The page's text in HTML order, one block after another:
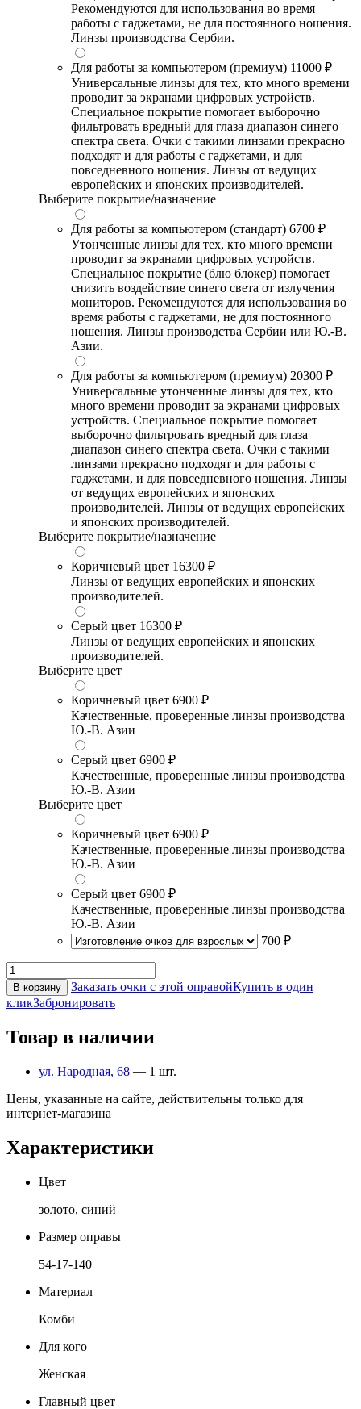
Рекомендуются для использования во время
работы с гаджетами, не для постоянного ношения.
Линзы производства Сербии.
Для работы за компьютером (премиум) 11000 ₽
Универсальные линзы для тех, кто много времени
проводит за экранами цифровых устройств.
Специальное покрытие помогает выборочно
фильтровать вредный для глаза диапазон синего
спектра света. Очки с такими линзами прекрасно
подходят и для работы с гаджетами, и для
повседневного ношения. Линзы от ведущих
европейских и японских производителей.
Выберите покрытие/назначение
Для работы за компьютером (стандарт) 6700 ₽
Утонченные линзы для тех, кто много времени
проводит за экранами цифровых устройств.
Специальное покрытие (блю блокер) помогает
снизить воздействие синего света от излучения
мониторов. Рекомендуются для использования во
время работы с гаджетами, не для постоянного
ношения. Линзы производства Сербии или Ю.-В.
Азии.
Для работы за компьютером (премиум) 20300 ₽
Универсальные утонченные линзы для тех, кто
много времени проводит за экранами цифровых
устройств. Специальное покрытие помогает
выборочно фильтровать вредный для глаза
диапазон синего спектра света. Очки с такими
линзами прекрасно подходят и для работы с
гаджетами, и для повседневного ношения. Линзы
от ведущих европейских и японских
производителей. Линзы от ведущих европейских
и японских производителей.
Выберите покрытие/назначение
Коричневый цвет 16300 ₽
Линзы от ведущих европейских и японских
производителей.
Серый цвет 16300 ₽
Линзы от ведущих европейских и японских
производителей.
Выберите цвет
Коричневый цвет 6900 ₽
Качественные, проверенные линзы производства
Ю.-В. Азии
Серый цвет 6900 ₽
Качественные, проверенные линзы производства
Ю.-В. Азии
Выберите цвет
Коричневый цвет 6900 ₽
Качественные, проверенные линзы производства
Ю.-В. Азии
Серый цвет 6900 ₽
Качественные, проверенные линзы производства
Ю.-В. Азии
700 ₽
В корзину Заказать очки с этой оправойКупить в один
кликЗабронировать
Товар в наличии
ул. Народная, 68 — 1 шт.
Цены, указанные на сайте, действительны только для
интернет-магазина
Характеристики
Цвет
золото, синий
Размер оправы
54-17-140
Материал
Комби
Для кого
Женская
Главный цвет